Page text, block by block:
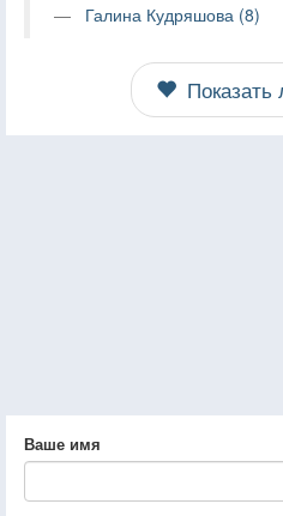
Галина Кудряшова (8)
Ваше имя